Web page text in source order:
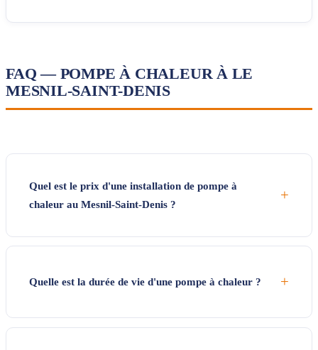
FAQ — POMPE À CHALEUR À LE
MESNIL-SAINT-DENIS
Quel est le prix d'une installation de pompe à
chaleur au Mesnil-Saint-Denis ?
+
Quelle est la durée de vie d'une pompe à chaleur ? +